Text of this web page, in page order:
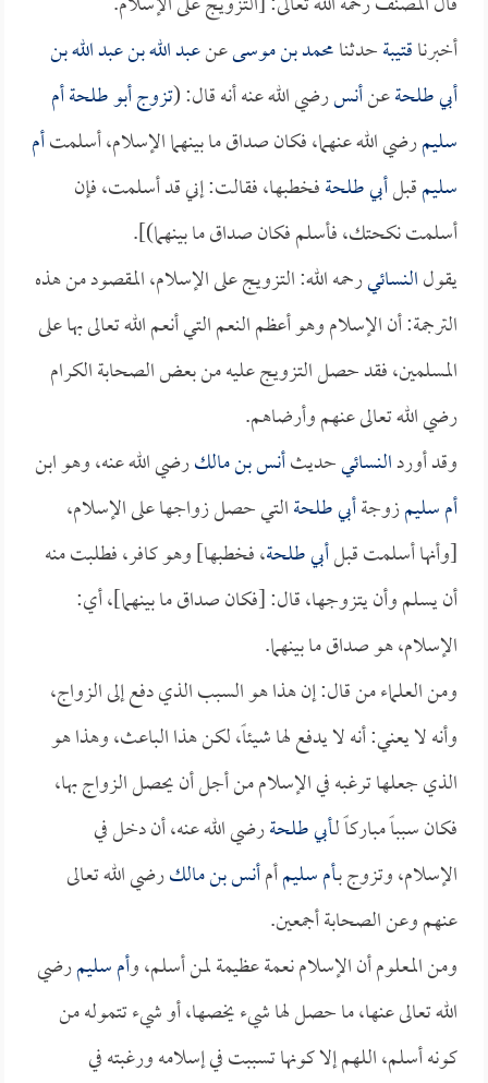
أخبرناقتيبةحدثنامحمد بن موسىعنعبد الله بن عبد الله بن
أبي طلحةعنأنسرضي الله عنه أنه قال: (تزوجأبو طلحةأم
سليمرضي الله عنهما، فكان صداق ما بينهما الإسلام، أسلمتأم
سليمقبلأبي طلحةفخطبها، فقالت: إني قد أسلمت، فإن
أسلمت نكحتك، فأسلم فكان صداق ما بينهما)].
يقولالنسائيرحمه الله: التزويج على الإسلام، المقصود من هذه
الترجمة: أن الإسلام وهو أعظم النعم التي أنعم الله تعالى بها على
المسلمين، فقد حصل التزويج عليه من بعض الصحابة الكرام
رضي الله تعالى عنهم وأرضاهم.
وقد أوردالنسائيحديثأنس بن مالكرضي الله عنه، وهو ابن
أم سليمزوجةأبي طلحةالتي حصل زواجها على الإسلام،
[وأنها أسلمت قبلأبي طلحة، فخطبها] وهو كافر، فطلبت منه
أن يسلم وأن يتزوجها، قال: [فكان صداق ما بينهما]، أي:
الإسلام، هو صداق ما بينهما.
ومن العلماء من قال: إن هذا هو السبب الذي دفع إلى الزواج،
وأنه لا يعني: أنه لا يدفع لها شيئاً، لكن هذا الباعث، وهذا هو
الذي جعلها ترغبه في الإسلام من أجل أن يحصل الزواج بها،
فكان سبباً مباركاً لـأبي طلحةرضي الله عنه، أن دخل في
الإسلام، وتزوج بـأم سليمأمأنس بن مالكرضي الله تعالى
عنهم وعن الصحابة أجمعين.
ومن المعلوم أن الإسلام نعمة عظيمة لمن أسلم، وأم سليمرضي
الله تعالى عنها، ما حصل لها شيء يخصها، أو شيء تتموله من
كونه أسلم، اللهم إلا كونها تسببت في إسلامه ورغبته في